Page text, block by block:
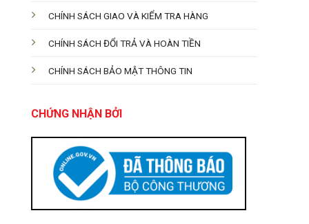
CHÍNH SÁCH GIAO VÀ KIỂM TRA HÀNG
CHÍNH SÁCH ĐỔI TRẢ VÀ HOÀN TIỀN
CHÍNH SÁCH BẢO MẬT THÔNG TIN
CHỨNG NHẬN BỞI